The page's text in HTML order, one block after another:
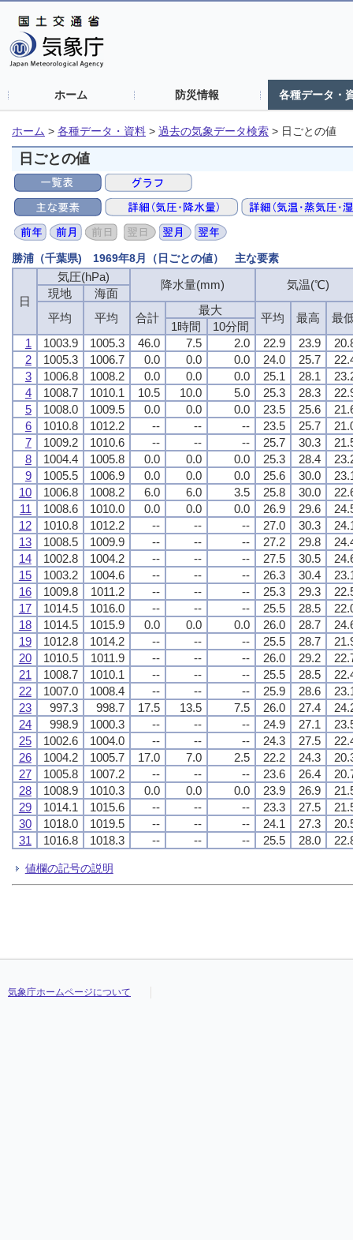
ホーム 防災情報 各種データ・
ホーム > 各種データ・資料 > 過去の気象データ検索 > 日ごとの値
日ごとの値
勝浦（千葉県) 1969年8月（日ごとの値） 主な要素
日
気圧(hPa)
降水量(mm) 気温(℃)
現地
海面
平均
平均 合計
最大
平均 最高 最
1時間
10分間
1
1003.9 1005.3 46.0 7.5 2.0 22.9 23.9
2
1005.3 1006.7 0.0 0.0 0.0 24.0 25.7
3
1006.8 1008.2 0.0 0.0 0.0 25.1 28.1
4
1008.7 1010.1 10.5 10.0 5.0 25.3 28.3
5
1008.0 1009.5 0.0 0.0 0.0 23.5 25.6
6
1010.8 1012.2 -- -- -- 23.5 25.7
7
1009.2 1010.6 -- -- -- 25.7 30.3
8
1004.4 1005.8 0.0 0.0 0.0 25.3 28.4
9
1005.5 1006.9 0.0 0.0 0.0 25.6 30.0
10
1006.8 1008.2 6.0 6.0 3.5 25.8 30.0
11
1008.6 1010.0 0.0 0.0 0.0 26.9 29.6
12
1010.8 1012.2 -- -- -- 27.0 30.3
13
1008.5 1009.9 -- -- -- 27.2 29.8
14
1002.8 1004.2 -- -- -- 27.5 30.5
15
1003.2 1004.6 -- -- -- 26.3 30.4
16
1009.8 1011.2 -- -- -- 25.3 29.3
17
1014.5 1016.0 -- -- -- 25.5 28.5
18
1014.5 1015.9 0.0 0.0 0.0 26.0 28.7
19
1012.8 1014.2 -- -- -- 25.5 28.7
20
1010.5 1011.9 -- -- -- 26.0 29.2
21
1008.7 1010.1 -- -- -- 25.5 28.5
22
1007.0 1008.4 -- -- -- 25.9 28.6
23
997.3 998.7 17.5 13.5 7.5 26.0 27.4
24
998.9 1000.3 -- -- -- 24.9 27.1
25
1002.6 1004.0 -- -- -- 24.3 27.5
26
1004.2 1005.7 17.0 7.0 2.5 22.2 24.3
27
1005.8 1007.2 -- -- -- 23.6 26.4
28
1008.9 1010.3 0.0 0.0 0.0 23.9 26.9
29
1014.1 1015.6 -- -- -- 23.3 27.5
30
1018.0 1019.5 -- -- -- 24.1 27.3
31
1016.8 1018.3 -- -- -- 25.5 28.0
値欄の記号の説明
気象庁ホームページについて